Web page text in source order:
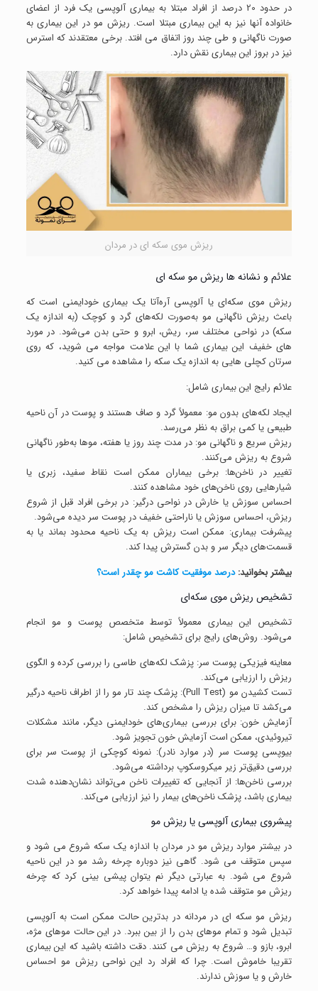
در حدود 20 درصد از افراد مبتلا به بیماری آلوپسی یک فرد از اعضای
خانواده آنها نیز به این بیماری مبتلا است. ریزش مو در این بیماری به
صورت ناگهانی و طی چند روز اتفاق می افتد. برخی معتقدند که استرس
نیز در بروز این بیماری نقش دارد.
ریزش موی سکه ای در مردان
علائم و نشانه ها ریزش مو سکه ای
ریزش موی سکه‌ای یا آلوپسی آره‌آتا یک بیماری خودایمنی است که
باعث ریزش ناگهانی مو به‌صورت لکه‌های گرد و کوچک (به اندازه یک
سکه) در نواحی مختلف سر، ریش، ابرو و حتی بدن می‌شود. در مورد
های خفیف این بیماری شما با این علامت مواجه می شوید، که روی
سرتان کچلی هایی به اندازه یک سکه را مشاهده می کنید.
علائم رایج این بیماری شامل:
ایجاد لکه‌های بدون مو: معمولاً گرد و صاف هستند و پوست در آن ناحیه
طبیعی یا کمی براق به نظر می‌رسد.
ریزش سریع و ناگهانی مو: در مدت چند روز یا هفته، موها به‌طور ناگهانی
شروع به ریزش می‌کنند.
تغییر در ناخن‌ها: برخی بیماران ممکن است نقاط سفید، زبری یا
شیارهایی روی ناخن‌های خود مشاهده کنند.
احساس سوزش یا خارش در نواحی درگیر: در برخی افراد قبل از شروع
ریزش، احساس سوزش یا ناراحتی خفیف در پوست سر دیده می‌شود.
پیشرفت بیماری: ممکن است ریزش به یک ناحیه محدود بماند یا به
قسمت‌های دیگر سر و بدن گسترش پیدا کند.
بیشتر بخوانید:درصد موفقیت کاشت مو چقدر است؟
تشخیص ریزش موی سکه‌ای
تشخیص این بیماری معمولاً توسط متخصص پوست و مو انجام
می‌شود. روش‌های رایج برای تشخیص شامل:
معاینه فیزیکی پوست سر: پزشک لکه‌های طاسی را بررسی کرده و الگوی
ریزش را ارزیابی می‌کند.
تست کشیدن مو (Pull Test): پزشک چند تار مو را از اطراف ناحیه درگیر
می‌کشد تا میزان ریزش را مشخص کند.
آزمایش خون: برای بررسی بیماری‌های خودایمنی دیگر، مانند مشکلات
تیروئیدی، ممکن است آزمایش خون تجویز شود.
بیوپسی پوست سر (در موارد نادر): نمونه کوچکی از پوست سر برای
بررسی دقیق‌تر زیر میکروسکوپ برداشته می‌شود.
بررسی ناخن‌ها: از آنجایی که تغییرات ناخن می‌تواند نشان‌دهنده شدت
بیماری باشد، پزشک ناخن‌های بیمار را نیز ارزیابی می‌کند.
پیشروی بیماری آلوپسی یا ریزش مو
در بیشتر موارد ریزش مو در مردان با اندازه یک سکه شروع می شود و
سپس متوقف می شود. گاهی نیز دوباره چرخه رشد مو در این ناحیه
شروع می شود. به عبارتی دیگر نم یتوان پیشی بینی کرد که چرخه
ریزش مو متوقف شده یا ادامه پیدا خواهد کرد.
ریزش مو سکه ای در مردانه در بدترین حالت ممکن است به آلوپسی
تبدیل شود و تمام موهای بدن را از بین ببرد. در این حالت موهای مژه،
ابرو، بازو و… شروع به ریزش می کنند. دقت داشته باشید که این بیماری
تقریبا خاموش است. چرا که افراد رد این نواحی ریزش مو احساس
خارش و یا سوزش ندارند.